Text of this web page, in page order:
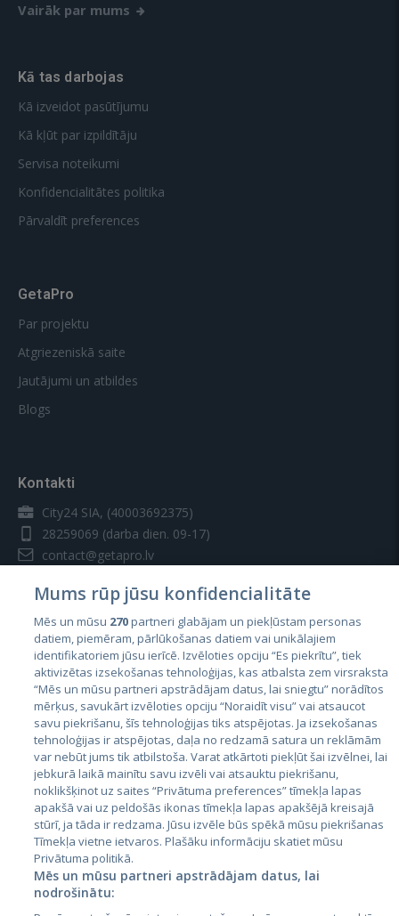
Vairāk par mums
Kā tas darbojas
Kā izveidot pasūtījumu
Kā kļūt par izpildītāju
Servisa noteikumi
Konfidencialitātes politika
Pārvaldīt preferences
GetaPro
Par projektu
Atgriezeniskā saite
Jautājumi un atbildes
Blogs
Kontakti
City24 SIA, (40003692375)
28259069 (darba dien. 09-17)
contact@getapro.lv
Valstis
Igaunija
Latvija
Lietuva
City24.lv CVbankas.lt
Mums rūp jūsu konfidencialitāte
Mēs un mūsu 270partneri glabājam un piekļūstam personas
datiem, piemēram, pārlūkošanas datiem vai unikālajiem
identifikatoriem jūsu ierīcē. Izvēloties opciju “Es piekrītu”, tiek
aktivizētas izsekošanas tehnoloģijas, kas atbalsta zem virsraksta
“Mēs un mūsu partneri apstrādājam datus, lai sniegtu” norādītos
mērķus, savukārt izvēloties opciju “Noraidīt visu” vai atsaucot
savu piekrišanu, šīs tehnoloģijas tiks atspējotas. Ja izsekošanas
tehnoloģijas ir atspējotas, daļa no redzamā satura un reklāmām
var nebūt jums tik atbilstoša. Varat atkārtoti piekļūt šai izvēlnei, lai
jebkurā laikā mainītu savu izvēli vai atsauktu piekrišanu,
noklikšķinot uz saites “Privātuma preferences” tīmekļa lapas
apakšā vai uz peldošās ikonas tīmekļa lapas apakšējā kreisajā
stūrī, ja tāda ir redzama. Jūsu izvēle būs spēkā mūsu piekrišanas
Tīmekļa vietne ietvaros. Plašāku informāciju skatiet mūsu
Privātuma politikā.
Mēs un mūsu partneri apstrādājam datus, lai
nodrošinātu: